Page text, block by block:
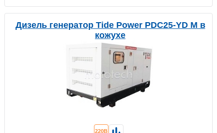
Дизель генератор Tide Power PDC25-YD M в
кожухе
220В